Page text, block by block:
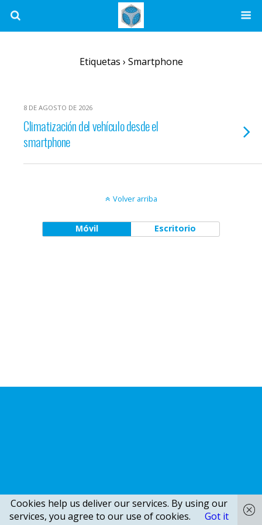
Etiquetas › Smartphone
8 DE AGOSTO DE 2026
Climatización del vehículo desde el
smartphone
Volver arriba
Móvil Escritorio
Cookies help us deliver our services. By using our
services, you agree to our use of cookies.
Got it